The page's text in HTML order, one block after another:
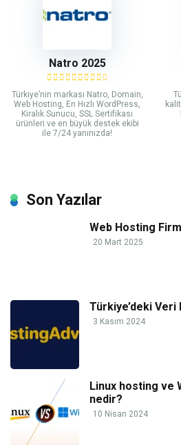
Natro 2025
Türkiye’nin markası Natro, Domain,
Web Hosting, En Hızlı WordPress,
Kiralık Sunucu, SSL Sertifikası
ürünleri ve en büyük destek ekibi
ile 7/24 yanınızda!
Son Yazılar
Web Hosting
20 Mart 2025
Türkiye’deki
3 Kasım 2024
Linux hosting ve
nedir?
10 Nisan 2024